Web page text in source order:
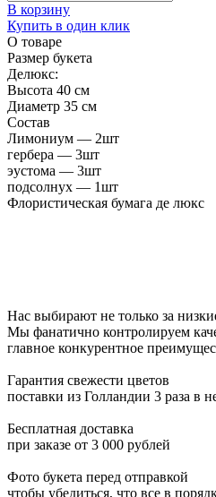
В корзину
Купить в один клик
О товаре
Размер букета
Делюкс:
Высота 40 см
Диаметр 35 см
Состав
Лимониум — 2шт
гербера — 3шт
эустома — 3шт
подсолнух — 1шт
Флористическая бумага де люкс
Нас выбирают не только за
Мы фанатично контролируем
главное конкурентное
Гарантия свежести цветов
поставки из Голландии 3 раза в
Бесплатная доставка
при заказе от 3 000 рублей
Фото букета перед отправкой
чтобы убедиться, что все в